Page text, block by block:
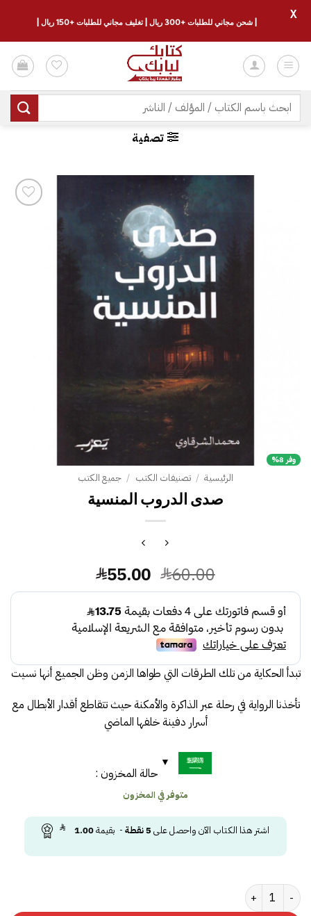
للمحتوى
البحث
عن:
تصفية
وفر 8%
الرئيسية / تصنيفات الكتب / جميع الكتب
صدى الدروب المنسية
60.00 السعر
الأصلي
هو:
60.00.
55.00 السعر
الحالي
هو:
55.00.
تبدأ الحكاية من تلك الطرقات التي طواها الزمن وظن الجميع أنها نسيت
تأخذنا الرواية في رحلة عبر الذاكرة والأمكنة حيث تتقاطع أقدار الأبطال مع
أسرار دفينة خلفها الماضي
حالة المخزون :
متوفر في المخزون
اشتر هذا الكتاب الآن واحصل على 5نقطة- بقيمة1.00
كمية صدى الدروب المنسية
| شحن مجاني للطلبات +300 ريال | تغليف مجاني للطلبات +150 ريال |
X